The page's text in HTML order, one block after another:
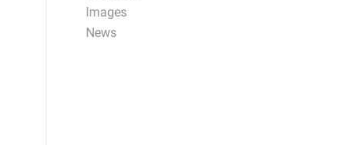
Images
News